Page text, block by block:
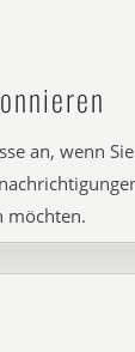
an, wenn
möchten.